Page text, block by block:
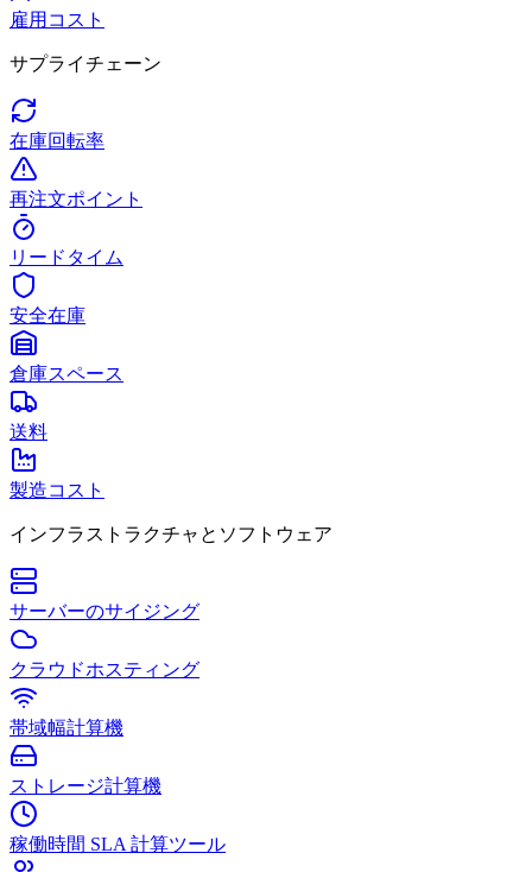
雇用コスト
サプライチェーン
在庫回転率
再注文ポイント
リードタイム
安全在庫
倉庫スペース
送料
製造コスト
インフラストラクチャとソフトウェア
サーバーのサイジング
クラウドホスティング
帯域幅計算機
ストレージ計算機
稼働時間 SLA 計算ツール